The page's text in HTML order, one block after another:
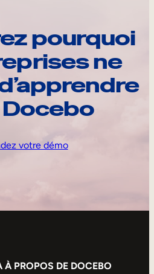
pourquoi
ne
votre démo
À PROPOS DE DOCEBO